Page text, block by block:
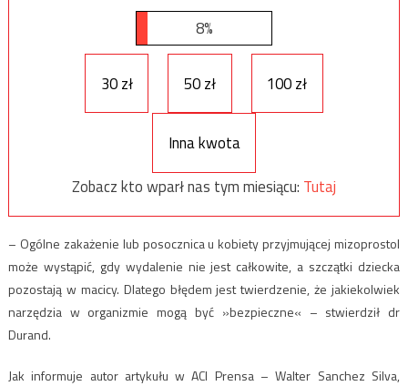
8%
30 zł 50 zł 100 zł
Inna kwota
Zobacz kto wparł nas tym miesiącu: Tutaj
– Ogólne zakażenie lub posocznica u kobiety przyjmującej mizoprostol
może wystąpić, gdy wydalenie nie jest całkowite, a szczątki dziecka
pozostają w macicy. Dlatego błędem jest twierdzenie, że jakiekolwiek
narzędzia w organizmie mogą być »bezpieczne« – stwierdził dr
Durand.
Jak informuje autor artykułu w ACI Prensa – Walter Sanchez Silva,